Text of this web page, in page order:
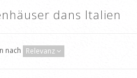
dans Italien
nach Relevanz